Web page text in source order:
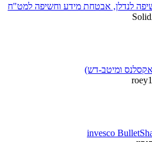
לנדלן, אבטחת מידע וחשיפה למט"ח